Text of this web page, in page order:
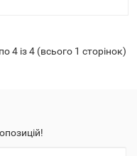
4 із 4 (всього 1 сторінок)